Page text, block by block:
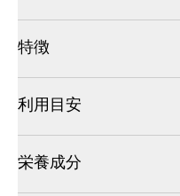
特徴
利用目安
栄養成分